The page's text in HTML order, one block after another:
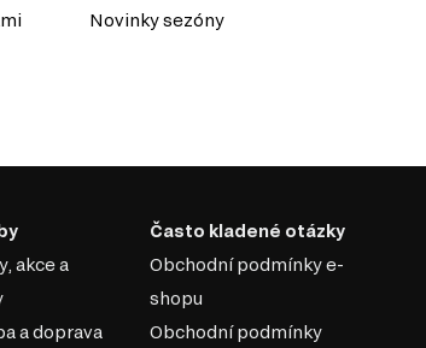
Novinky sezóny
akce a
a doprava
Často kladené otázky
Obchodní podmínky e-
shopu
Obchodní podmínky